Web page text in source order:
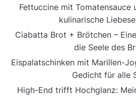
Fettuccine mit Tomatensauce
kulinarische
Ciabatta Brot + Brötchen –
die Seele des
Eispalatschinken mit Marillen-
Gedicht für alle
High-End trifft Hochglanz: